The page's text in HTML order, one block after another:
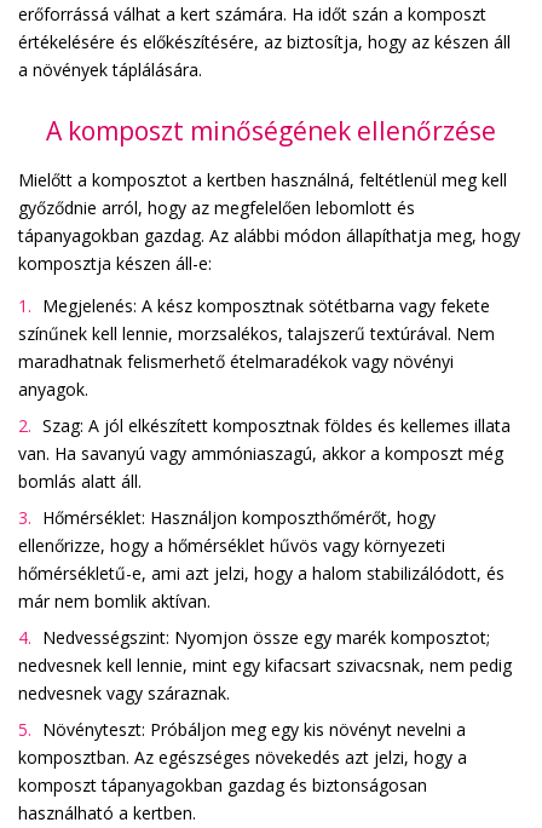
erőforrássá válhat a kert számára. Ha időt szán a komposzt
értékelésére és előkészítésére, az biztosítja, hogy az készen áll
a növények táplálására.
A komposzt minőségének ellenőrzése
Mielőtt a komposztot a kertben használná, feltétlenül meg kell
győződnie arról, hogy az megfelelően lebomlott és
tápanyagokban gazdag. Az alábbi módon állapíthatja meg, hogy
komposztja készen áll-e:
Megjelenés: A kész komposztnak sötétbarna vagy fekete
színűnek kell lennie, morzsalékos, talajszerű textúrával. Nem
maradhatnak felismerhető ételmaradékok vagy növényi
anyagok.
Szag: A jól elkészített komposztnak földes és kellemes illata
van. Ha savanyú vagy ammóniaszagú, akkor a komposzt még
bomlás alatt áll.
Hőmérséklet: Használjon komposzthőmérőt, hogy
ellenőrizze, hogy a hőmérséklet hűvös vagy környezeti
hőmérsékletű-e, ami azt jelzi, hogy a halom stabilizálódott, és
már nem bomlik aktívan.
Nedvességszint: Nyomjon össze egy marék komposztot;
nedvesnek kell lennie, mint egy kifacsart szivacsnak, nem pedig
nedvesnek vagy száraznak.
Növényteszt: Próbáljon meg egy kis növényt nevelni a
komposztban. Az egészséges növekedés azt jelzi, hogy a
komposzt tápanyagokban gazdag és biztonságosan
használható a kertben.